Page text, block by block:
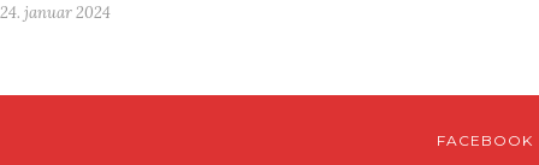
24. januar 2024
FACEBOOK